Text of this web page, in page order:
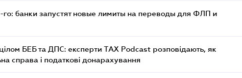
го: банки запустят новые лимиты на переводы для ФЛП и
БЕБ та ДПС: експерти TAX Podcast розповідають, як
справа і податкові донарахування